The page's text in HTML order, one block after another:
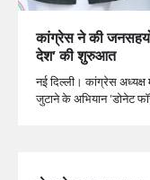
कांग्रेस ने की
देश’ की शुरुआत
नई दिल्ली। कांग्रेस
जुटाने के अभियान ‘डोनेट